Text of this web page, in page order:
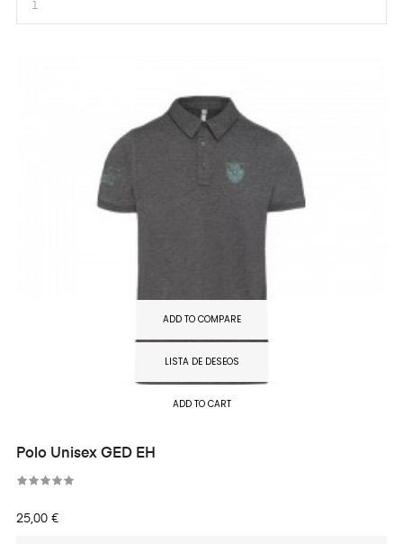
ADD TO COMPARE
LISTA DE DESEOS
ADD TO CART
Polo Unisex GED EH
Precio
25,00 €